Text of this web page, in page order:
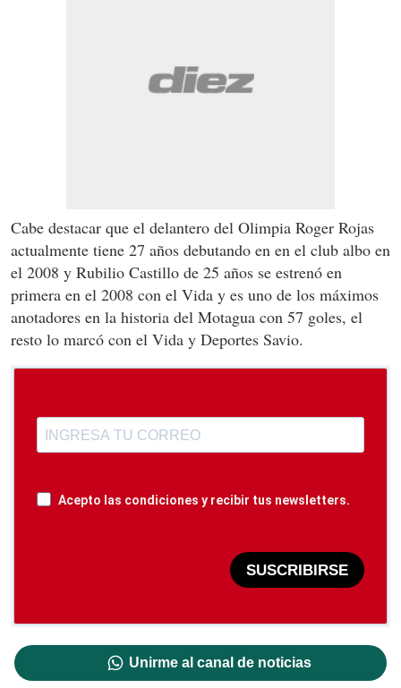
Cabe destacar que el delantero del Olimpia Roger Rojas
actualmente tiene 27 años debutando en en el club albo en
el 2008 y Rubilio Castillo de 25 años se estrenó en
primera en el 2008 con el Vida y es uno de los máximos
anotadores en la historia del Motagua con 57 goles, el
resto lo marcó con el Vida y Deportes Savio.
Acepto las condiciones y recibir tus newsletters.
SUSCRIBIRSE
Unirme al canal de noticias